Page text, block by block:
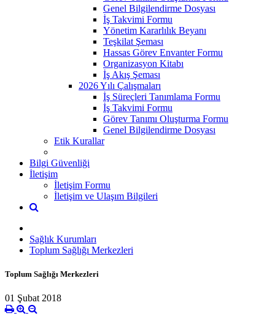
Genel Bilgilendirme Dosyası
İş Takvimi Formu
Yönetim Kararlılık Beyanı
Teşkilat Şeması
Hassas Görev Envanter Formu
Organizasyon Kitabı
İş Akış Şeması
2026 Yılı Çalışmaları
İş Süreçleri Tanımlama Formu
İş Takvimi Formu
Görev Tanımı Oluşturma Formu
Genel Bilgilendirme Dosyası
Etik Kurallar
Bilgi Güvenliği
İletişim
İletişim Formu
İletişim ve Ulaşım Bilgileri
Sağlık Kurumları
Toplum Sağlığı Merkezleri
Toplum Sağlığı Merkezleri
01 Şubat 2018